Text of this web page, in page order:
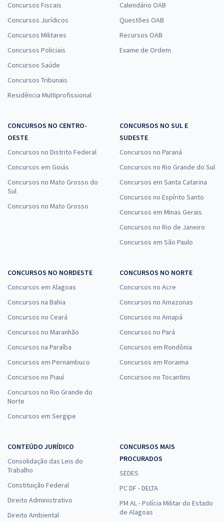
Concursos Fiscais
Concursos Jurídicos
Concursos Militares
Concursos Policiais
Concursos Saúde
Concursos Tribunais
Residência Multiprofissional
Calendário OAB
Questões OAB
Recursos OAB
Exame de Ordem
CONCURSOS NO CENTRO-
OESTE
Concursos no Distrito Federal
Concursos em Goiás
Concursos no Mato Grosso do
Sul
Concursos no Mato Grosso
CONCURSOS NO SUL E
SUDESTE
Concursos no Paraná
Concursos no Rio Grande do Sul
Concursos em Santa Catarina
Concursos no Espírito Santo
Concursos em Minas Gerais
Concursos no Rio de Janeiro
Concursos em São Paulo
CONCURSOS NO NORDESTE
Concursos em Alagoas
Concursos na Bahia
Concursos no Ceará
Concursos no Maranhão
Concursos na Paraíba
Concursos em Pernambuco
Concursos no Piauí
Concursos no Rio Grande do
Norte
Concursos em Sergipe
CONCURSOS NO NORTE
Concursos no Acre
Concursos no Amazonas
Concursos no Amapá
Concursos no Pará
Concursos em Rondônia
Concursos em Roraima
Concursos no Tocantins
CONTEÚDO JURÍDICO
Consolidação das Leis do
Trabalho
Constituição Federal
Direito Administrativo
Direito Ambiental
CONCURSOS MAIS
PROCURADOS
SEDES
PC DF - DELTA
PM AL - Polícia Militar do Estado
de Alagoas